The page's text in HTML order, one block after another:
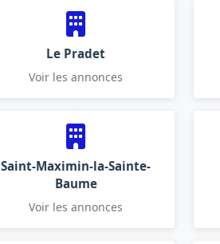
Le Pradet
Voir les annonces
Saint-Maximin-la-Sainte-
Baume
Voir les annonces